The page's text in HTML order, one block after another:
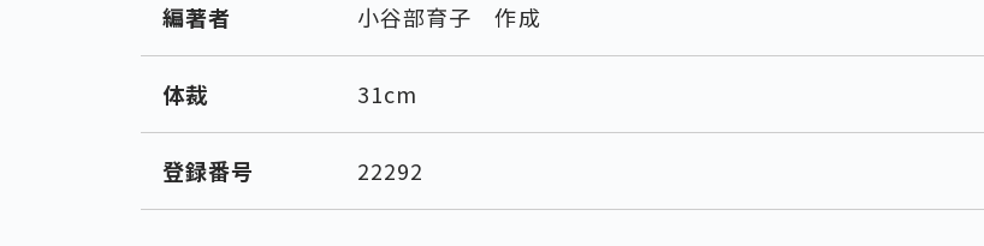
編著者 小谷部育子 作成
体裁 31cm
登録番号 22292